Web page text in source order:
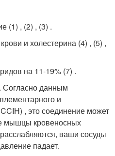
(1) , (2) , (3) .
и холестерина (4) , (5) ,
на 11-19% (7) .
Согласно данным
и
, это соединение может
мышцы кровеносных
ваши сосуды
падает.